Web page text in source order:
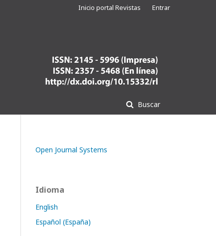
Buscar
Inicio portal Revistas Entrar
Open Journal Systems
Idioma
English
Español (España)